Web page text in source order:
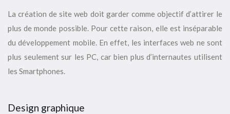
La création de site web doit garder comme objectif d’attirer le
plus de monde possible. Pour cette raison, elle est inséparable
du développement mobile. En effet, les interfaces web ne sont
plus seulement sur les PC, car bien plus d’internautes utilisent
les Smartphones.
Design graphique